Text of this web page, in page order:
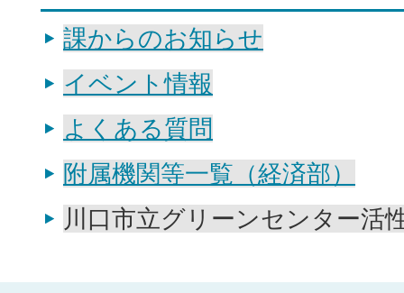
課からのお知らせ
イベント情報
よくある質問
附属機関等一覧（経済部）
川口市立グリーンセンター活